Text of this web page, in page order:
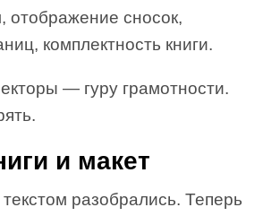
отображение сносок,
комплектность книги.
— гуру грамотности.
и макет
разобрались. Теперь